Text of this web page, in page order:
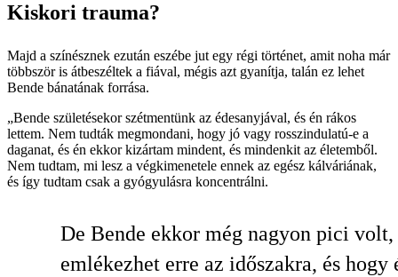
Kiskori trauma?
Majd a színésznek ezután eszébe jut egy régi történet, amit noha már
többször is átbeszéltek a fiával, mégis azt gyanítja, talán ez lehet
Bende bánatának forrása.
„Bende születésekor szétmentünk az édesanyjával, és én rákos
lettem. Nem tudták megmondani, hogy jó vagy rosszindulatú-e a
daganat, és én ekkor kizártam mindent, és mindenkit az életemből.
Nem tudtam, mi lesz a végkimenetele ennek az egész kálváriának,
és így tudtam csak a gyógyulásra koncentrálni.
De Bende ekkor még nagyon pici volt,
emlékezhet erre az időszakra, és hogy